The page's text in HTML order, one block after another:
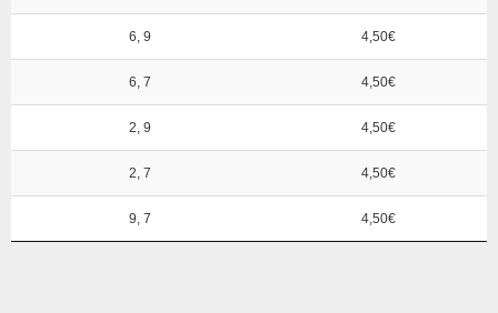
6, 9 4,50€
6, 7 4,50€
2, 9 4,50€
2, 7 4,50€
9, 7 4,50€